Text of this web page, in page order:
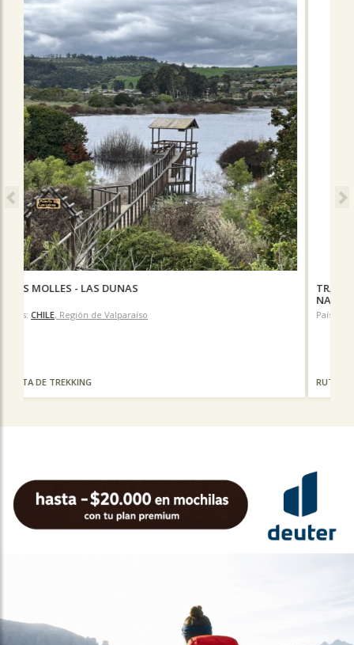
TRAVESÍA PUENTE LUM- BAHÍA WULAIA-PUERTO
País:CHILE, Región de Magallanes
RUTA DE TREKKING